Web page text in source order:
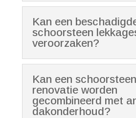
Kan een
schoorsteen
veroorzaken?
Kan een schoorsteen
renovatie worden
gecombineerd met
dakonderhoud?